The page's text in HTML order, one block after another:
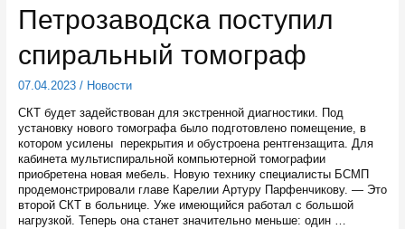
лесов
Карелии
Петрозаводска поступил
спиральный томограф
07.04.2023/ Новости
СКТ будет задействован для экстренной диагностики. Под
установку нового томографа было подготовлено помещение, в
котором усилены перекрытия и обустроена рентгензащита. Для
кабинета мультиспиральной компьютерной томографии
приобретена новая мебель. Новую технику специалисты БСМП
продемонстрировали главе Карелии Артуру Парфенчикову. — Это
второй СКТ в больнице. Уже имеющийся работал с большой
нагрузкой. Теперь она станет значительно меньше: один …